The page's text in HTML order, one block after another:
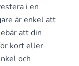
i en
är enkel att
att din
kort eller
och